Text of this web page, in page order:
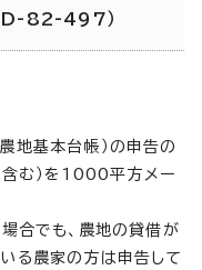
82-497）
地基本台帳）の申告の
含む）を1000平方メー
合でも、農地の貸借が
る農家の方は申告して